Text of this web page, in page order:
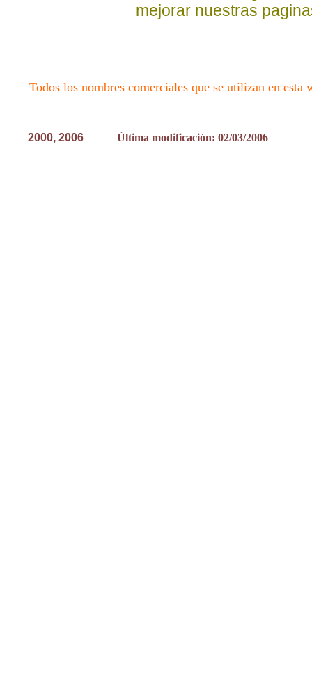
mejorar nuestras
Todos los nombres comerciales que se utilizan en esta
2000, 2006 Última modificación: 02/03/2006